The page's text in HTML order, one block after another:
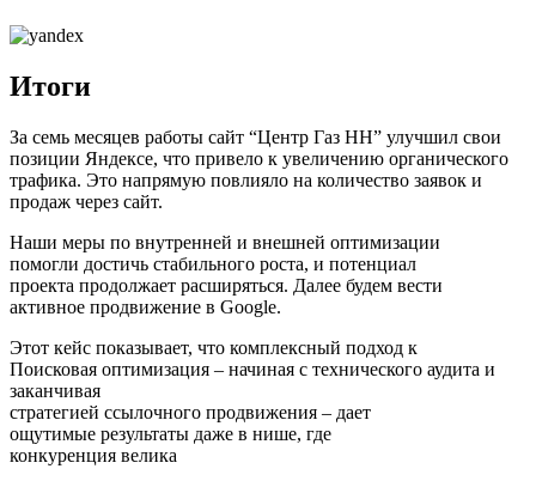
Итоги
За семь месяцев работы сайт “Центр Газ НН” улучшил свои
позиции Яндексе, что привело к увеличению органического
трафика. Это напрямую повлияло на количество заявок и
продаж через сайт.
Наши меры по внутренней и внешней оптимизации
помогли достичь стабильного роста, и потенциал
проекта продолжает расширяться. Далее будем вести
активное продвижение в Google.
Этот кейс показывает, что комплексный подход к
Поисковая оптимизация – начиная с технического аудита и
заканчивая
стратегией ссылочного продвижения – дает
ощутимые результаты даже в нише, где
конкуренция велика